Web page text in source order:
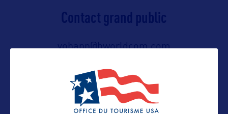
Contact grand public
yohann@bworldcom.com
Suivre